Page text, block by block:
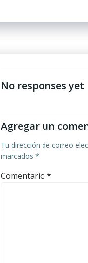
por
No responses yet
Agregar un
Tu dirección de correo
marcados *
Comentario *